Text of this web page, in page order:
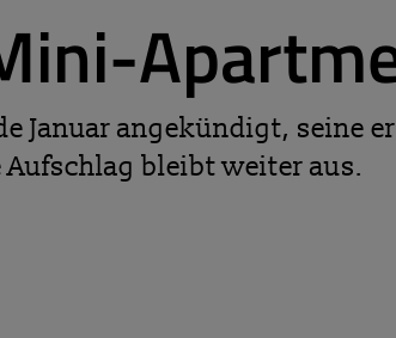
Januar angekündigt, seine
bleibt weiter aus.